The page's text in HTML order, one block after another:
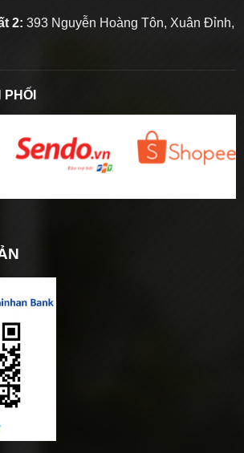
2: 393 Nguyễn Hoàng Tôn, Xuân Đỉnh,